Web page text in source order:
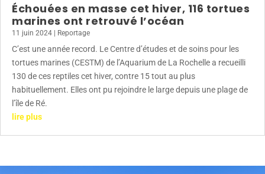
Échouées en masse cet hiver, 116 tortues
marines ont retrouvé l’océan
11 juin 2024 | Reportage
C’est une année record. Le Centre d’études et de soins pour les
tortues marines (CESTM) de l’Aquarium de La Rochelle a recueilli
130 de ces reptiles cet hiver, contre 15 tout au plus
habituellement. Elles ont pu rejoindre le large depuis une plage de
l’île de Ré.
lire plus